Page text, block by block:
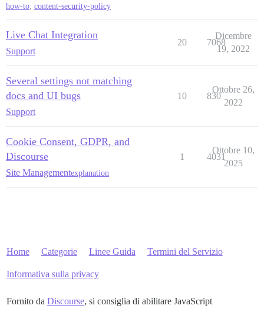
      if (configuration && configuration.iceServers)
      {
for (let i = 0; i <
let iceServer =
          if (iceServer)
          {
            if (iceServer.url)
            if (iceServer.urls)
            {
for (let j = 0; j <
checkUrl(peerconnection,
// Chrome unstable (testato con la 59) ha già
// setConfiguration, quindi dobbiamo avvolgerlo
// https://www.chromestatus.com/feature/
if
let realSetConfiguration =
how-to, content-security-policy
Live Chat Integration
Support
20 7068
Dicembre
19, 2022
Several settings not matching
docs and UI bugs
Support
10 830
Ottobre 26,
2022
Cookie Consent, GDPR, and
Discourse
Site Managementexplanation
1 4031
Ottobre 10,
2025
Home Categorie Linee Guida Termini del Servizio
Informativa sulla privacy
Fornito da Discourse, si consiglia di abilitare JavaScript